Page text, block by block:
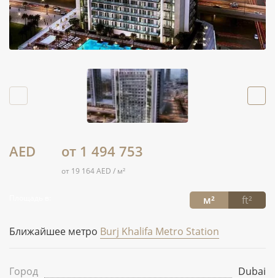
AED от 1 494 753
от 19 164 AED / м²
м² ft²
Ближайшее метро Burj Khalifa Metro Station
Город
Dubai